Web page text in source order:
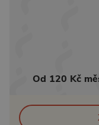
Od 120 Kč